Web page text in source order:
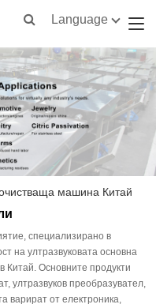
Language
машина Китай
специализирано в
на ултразвуковата основна
Китай. Основните продукти
ултразвуков преобразувател,
варират от електроника,